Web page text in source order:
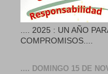
.... 2025 : UN AÑO
COMPROMISOS....
.... DOMINGO 15 DE